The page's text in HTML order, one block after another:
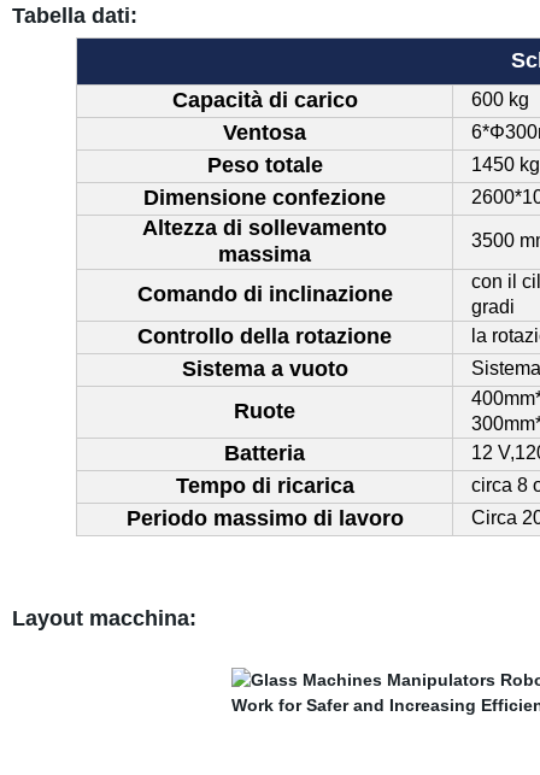
Tabella dati:
Capacità di carico
600 kg
Ventosa
Peso totale 1450 kg
Dimensione confezione
Altezza di sollevamento
massima
3500
Comando di inclinazione
con il
gradi
Controllo della rotazione la
Sistema a vuoto
Ruote
Batteria 12
Tempo di ricarica circa 8
Periodo massimo di lavoro Circa
Layout macchina: